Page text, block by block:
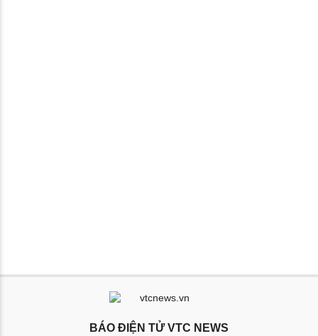
BÁO ĐIỆN TỬ VTC NEWS